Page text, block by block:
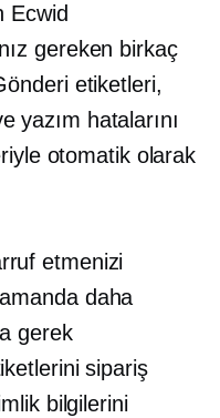
Ecwid
gereken birkaç
etiketleri,
yazım hatalarını
otomatik olarak
etmenizi
daha
gerek
sipariş
bilgilerini